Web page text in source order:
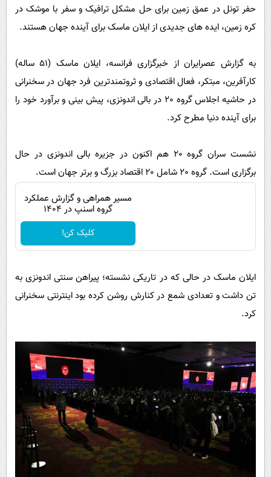
گوناگون
حوادث
فرهنگی
بین الملل
اجتماعی
حیات وحش
سیاست خارجی
آشپزی
دانلود
حفر تونل در عمق زمین برای حل مشکل ترافیک و سفر با موشک در
کره زمین،‌ ایده های جدیدی از ایلان ماسک برای آینده جهان هستند.
به گزارش عصرایران از خبرگزاری فرانسه، ایلان ماسک (51 ساله)
‌کارآفرین، مبتکر،‌ فعال اقتصادی و ثروتمندترین فرد جهان در سخنرانی
در حاشیه اجلاس گروه 20 در بالی اندونزی، پیش بینی و برآورد خود را
برای آینده دنیا مطرح کرد.
نشست سران گروه 20 هم اکنون در جزیره بالی اندونزی در حال
برگزاری است. گروه 20 شامل 20 اقتصاد بزرگ و برتر جهان است.
مسیر همراهی و گزارش عملکرد
گروه اسنپ در ۱۴۰۴
کلیک کن!
ایلان ماسک در حالی که در تاریکی نشسته؛ پیراهن سنتی اندونزی به
تن داشت و تعدادی شمع در کنارش روشن کرده بود اینترنتی سخنرانی
کرد.